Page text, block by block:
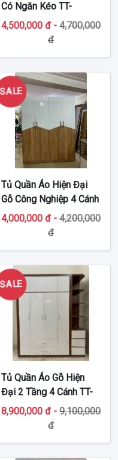
Có Ngăn Kéo TT-
MDF348
4,500,000 đ - 4,700,000
đ
SALE
Tủ Quần Áo Hiện Đại
Gỗ Công Nghiệp 4 Cánh
MDF42
4,000,000 đ - 4,200,000
đ
SALE
Tủ Quần Áo Gỗ Hiện
Đại 2 Tầng 4 Cánh TT-
MDF44
8,900,000 đ - 9,100,000
đ